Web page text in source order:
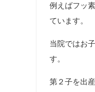
例えばフッ
ています。
当院ではお
す。
第２子を出